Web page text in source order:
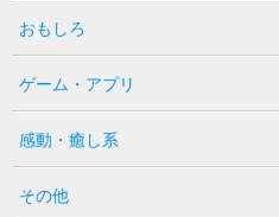
おもしろ
ゲーム・アプリ
感動・癒し系
その他